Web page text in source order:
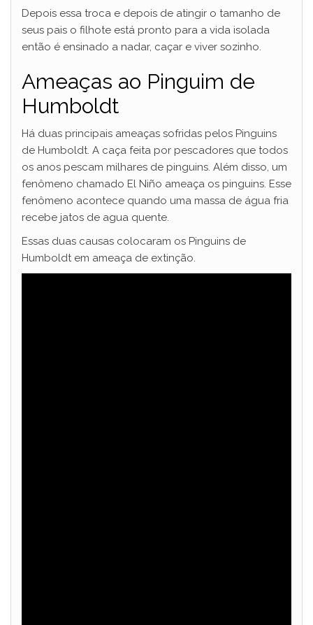
Depois essa troca e depois de atingir o tamanho de
seus pais o filhote está pronto para a vida isolada
então é ensinado a nadar, caçar e viver sozinho.
Ameaças ao Pinguim de
Humboldt
Há duas principais ameaças sofridas pelos Pinguins
de Humboldt. A caça feita por pescadores que todos
os anos pescam milhares de pinguins. Além disso, um
fenômeno chamado El Niño ameaça os pinguins. Esse
fenômeno acontece quando uma massa de água fria
recebe jatos de agua quente.
Essas duas causas colocaram os Pinguins de
Humboldt em ameaça de extinção.